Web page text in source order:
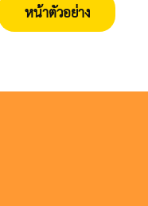
หน้าตัวอย่าง